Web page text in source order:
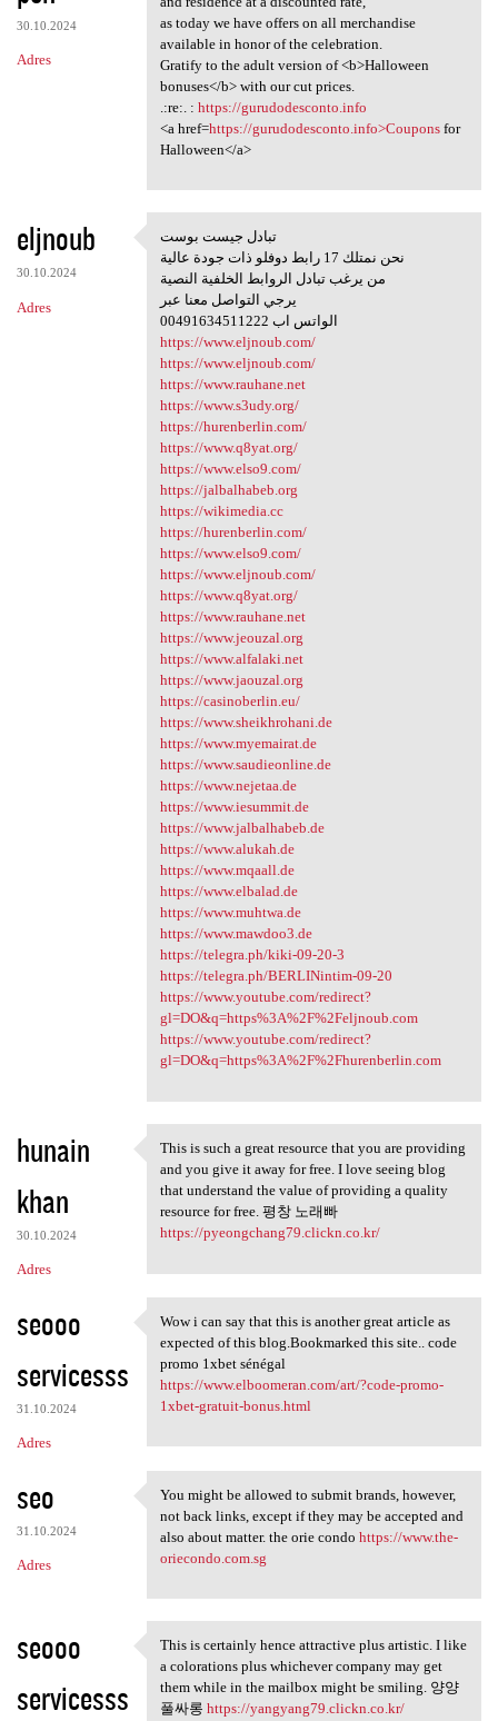
30.10.2024
Adres
as today we have offers on all merchandise
available in honor of the celebration.
Gratify to the adult version of <b>Halloween
bonuses</b> with our cut prices.
.:re:. : https://gurudodesconto.info
<a href=https://gurudodesconto.info>Couponsfor
Halloween</a>
eljnoub
30.10.2024
Adres
تبادل جيست بوست
تبادل جيست بوست
نحن نمتلك 17 رابط دوفلو ذات جودة عالية
من يرغب تبادل الروابط الخلفية النصية
يرجي التواصل معنا عبر
00491634511222 الواتس اب
https://www.eljnoub.com/
https://www.eljnoub.com/
https://www.rauhane.net
https://www.s3udy.org/
https://hurenberlin.com/
https://www.q8yat.org/
https://www.elso9.com/
https://jalbalhabeb.org
https://wikimedia.cc
https://hurenberlin.com/
https://www.elso9.com/
https://www.eljnoub.com/
https://www.q8yat.org/
https://www.rauhane.net
https://www.jeouzal.org
https://www.alfalaki.net
https://www.jaouzal.org
https://casinoberlin.eu/
https://www.sheikhrohani.de
https://www.myemairat.de
https://www.saudieonline.de
https://www.nejetaa.de
https://www.iesummit.de
https://www.jalbalhabeb.de
https://www.alukah.de
https://www.mqaall.de
https://www.elbalad.de
https://www.muhtwa.de
https://www.mawdoo3.de
https://telegra.ph/kiki-09-20-3
https://telegra.ph/BERLINintim-09-20
https://www.youtube.com/redirect?
gl=DO&q=https%3A%2F%2Feljnoub.com
https://www.youtube.com/redirect?
gl=DO&q=https%3A%2F%2Fhurenberlin.com
hunain
khan
30.10.2024
Adres
This is such a great resource
This is such a great resource that you are providing
and you give it away for free. I love seeing blog
that understand the value of providing a quality
resource for free. 평창 노래빠
https://pyeongchang79.clickn.co.kr/
seooo
servicesss
31.10.2024
Adres
Wow i can say that this is
Wow i can say that this is another great article as
expected of this blog.Bookmarked this site.. code
promo 1xbet sénégal
https://www.elboomeran.com/art/?code-promo-
1xbet-gratuit-bonus.html
seo
31.10.2024
Adres
You might be allowed to
You might be allowed to submit brands, however,
not back links, except if they may be accepted and
also about matter. the orie condo https://www.the-
oriecondo.com.sg
seooo
servicesss
This is certainly hence
This is certainly hence attractive plus artistic. I like
a colorations plus whichever company may get
them while in the mailbox might be smiling. 양양
풀싸롱 https://yangyang79.clickn.co.kr/